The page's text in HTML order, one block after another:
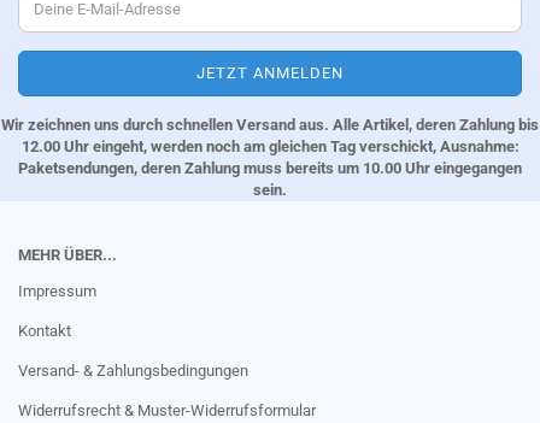
Wir zeichnen uns durch schnellen Versand aus. Alle Artikel, deren Zahlung bis
12.00 Uhr eingeht, werden noch am gleichen Tag verschickt, Ausnahme:
Paketsendungen, deren Zahlung muss bereits um 10.00 Uhr eingegangen
sein.
MEHR ÜBER...
Impressum
Kontakt
Versand- & Zahlungsbedingungen
Widerrufsrecht & Muster-Widerrufsformular